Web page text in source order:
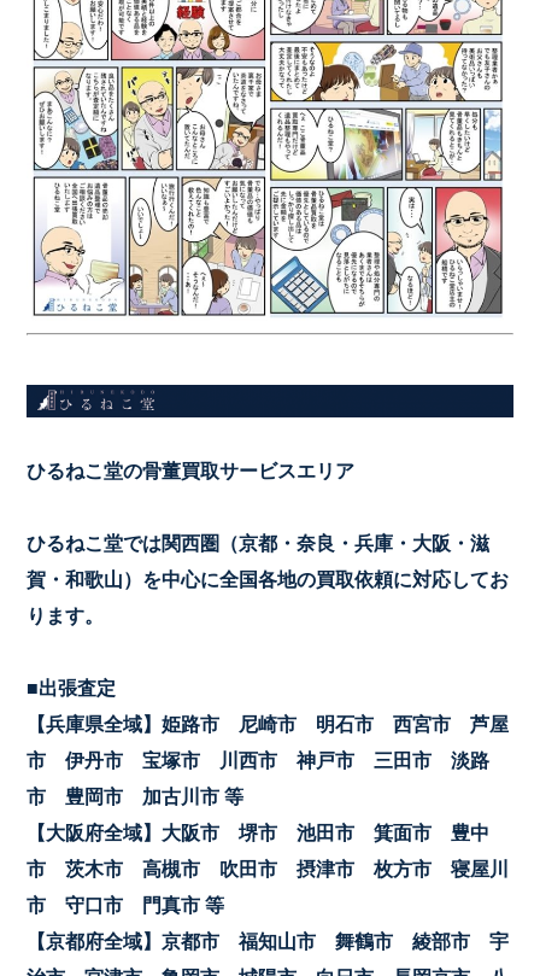
ひるねこ堂の骨董買取サービスエリア
ひるねこ堂では関西圏（京都・奈良・兵庫・大阪・滋
賀・和歌山）を中心に全国各地の買取依頼に対応してお
ります。
■出張査定
【兵庫県全域】姫路市 尼崎市 明石市 西宮市 芦屋
市 伊丹市 宝塚市 川西市 神戸市 三田市 淡路
市 豊岡市 加古川市 等
【大阪府全域】大阪市 堺市 池田市 箕面市 豊中
市 茨木市 高槻市 吹田市 摂津市 枚方市 寝屋川
市 守口市 門真市 等
【京都府全域】京都市 福知山市 舞鶴市 綾部市 宇